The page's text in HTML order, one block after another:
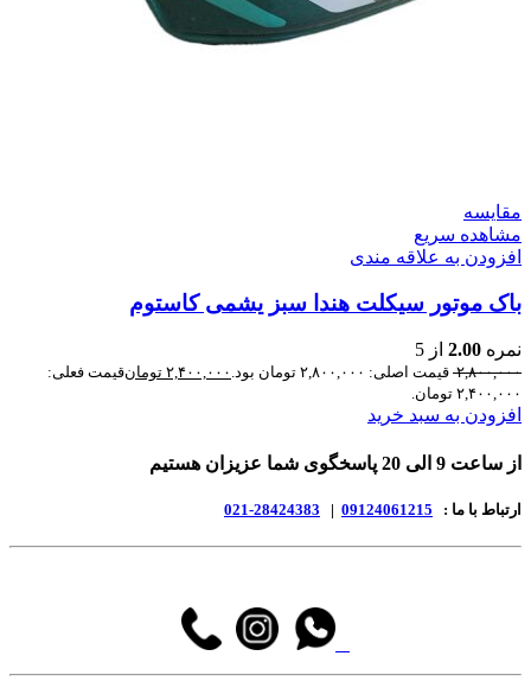
مقایسه
مشاهده سریع
افزودن به علاقه مندی
باک موتور سیکلت هندا سبز یشمی کاستوم
نمره 2.00 از 5
۲,۸۰۰,۰۰۰ قیمت اصلی: ۲,۸۰۰,۰۰۰ تومان بود. ۲,۴۰۰,۰۰۰ تومانقیمت فعلی:
۲,۴۰۰,۰۰۰ تومان.
افزودن به سبد خرید
از ساعت 9 الی 20 پاسخگوی شما عزیزان هستیم
ارتباط با ما : 09124061215
|
28424383-021